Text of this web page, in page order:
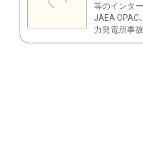
等のインタ
JAEA OPAC
力発電所事